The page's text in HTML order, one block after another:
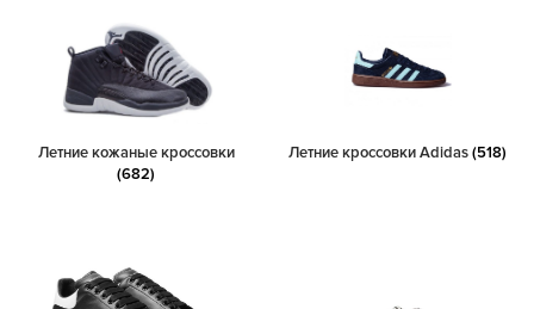
Летние кожаные кроссовки
(682)
Летние кроссовки Adidas(518)